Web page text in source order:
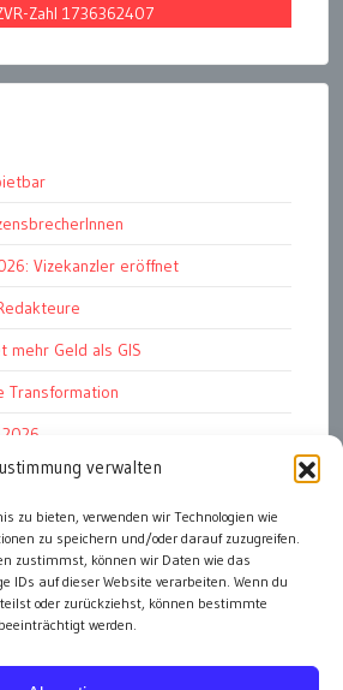
verwalten
zu bieten, verwenden wir Technologien wie
zu speichern und/oder darauf zuzugreifen.
zustimmst, können wir Daten wie das
IDs auf dieser Website verarbeiten. Wenn du
oder zurückziehst, können bestimmte
werden.
Zahl 1736362407
Vizekanzler eröffnet
mehr Geld als GIS
Transformation
Witzschel u.a.
alle Artikel